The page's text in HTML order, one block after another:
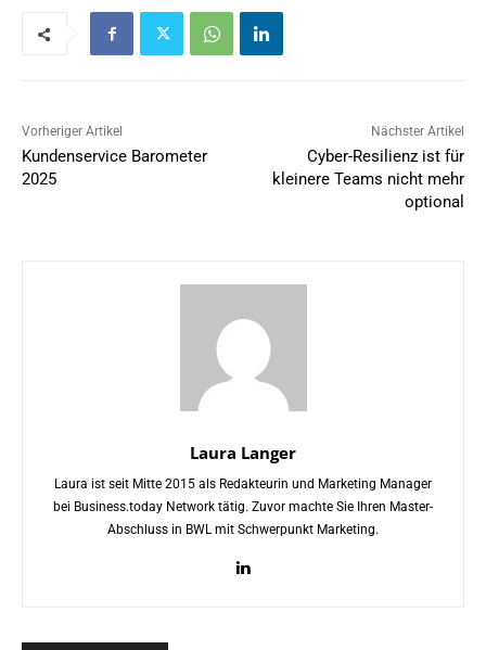
Vorheriger Artikel
Kundenservice Barometer
2025
Nächster Artikel
Cyber-Resilienz ist für
kleinere Teams nicht mehr
optional
Laura Langer
Laura ist seit Mitte 2015 als Redakteurin und Marketing Manager
bei Business.today Network tätig. Zuvor machte Sie Ihren Master-
Abschluss in BWL mit Schwerpunkt Marketing.